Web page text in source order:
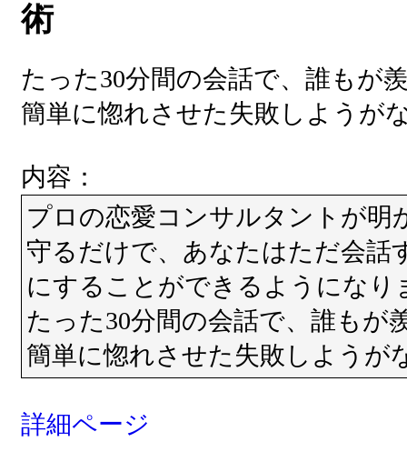
術
たった30分間の会話で、誰もが
簡単に惚れさせた失敗しようが
内容：
プロの恋愛コンサルタントが明
守るだけで、あなたはただ会話
にすることができるようになり
たった30分間の会話で、誰もが
簡単に惚れさせた失敗しようが
詳細ページ